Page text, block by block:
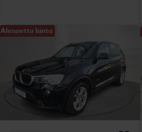
Alennettu hinta